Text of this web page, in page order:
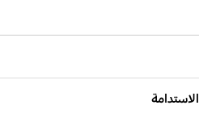
الاستدامة